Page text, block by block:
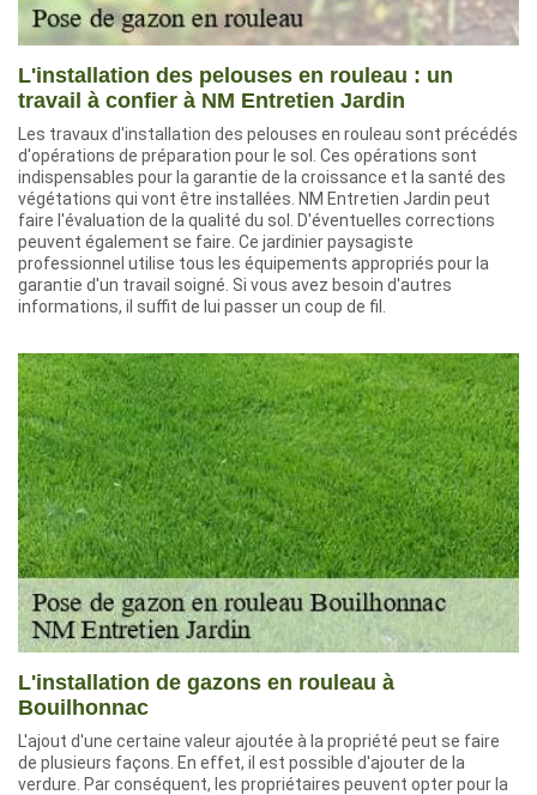
L'installation des pelouses en rouleau : un
travail à confier à NM Entretien Jardin
Les travaux d'installation des pelouses en rouleau sont précédés
d'opérations de préparation pour le sol. Ces opérations sont
indispensables pour la garantie de la croissance et la santé des
végétations qui vont être installées. NM Entretien Jardin peut
faire l'évaluation de la qualité du sol. D'éventuelles corrections
peuvent également se faire. Ce jardinier paysagiste
professionnel utilise tous les équipements appropriés pour la
garantie d'un travail soigné. Si vous avez besoin d'autres
informations, il suffit de lui passer un coup de fil.
L'installation de gazons en rouleau à
Bouilhonnac
L'ajout d'une certaine valeur ajoutée à la propriété peut se faire
de plusieurs façons. En effet, il est possible d'ajouter de la
verdure. Par conséquent, les propriétaires peuvent opter pour la